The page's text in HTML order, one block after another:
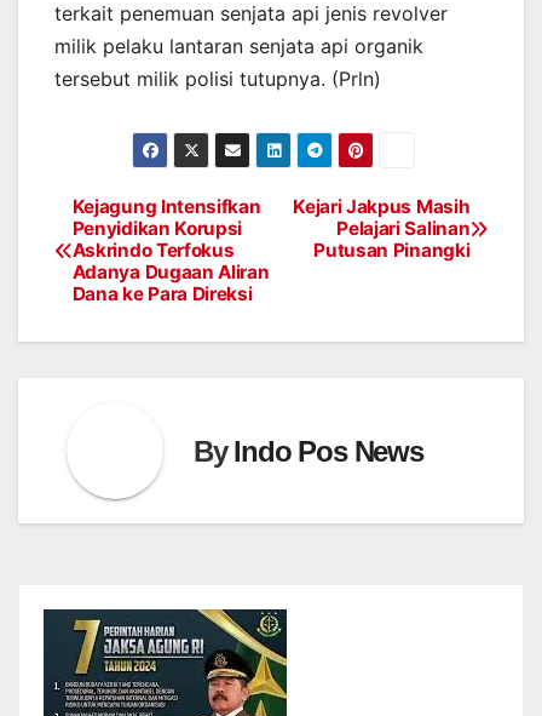
terkait penemuan senjata api jenis revolver
milik pelaku lantaran senjata api organik
tersebut milik polisi tutupnya. (Prln)
Post
navigation
Kejari Jakpus Masih
Pelajari Salinan
Putusan Pinangki
Kejagung Intensifkan
Penyidikan Korupsi
Askrindo Terfokus
Adanya Dugaan Aliran
Dana ke Para Direksi
ByIndo Pos News